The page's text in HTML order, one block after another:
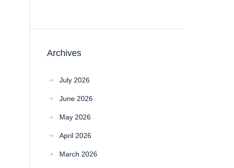
Archives
July 2026
June 2026
May 2026
April 2026
March 2026